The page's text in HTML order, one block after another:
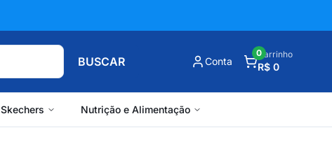
BUSCAR Conta
Carrinho
R$ 0
0
Skechers Nutrição e Alimentação